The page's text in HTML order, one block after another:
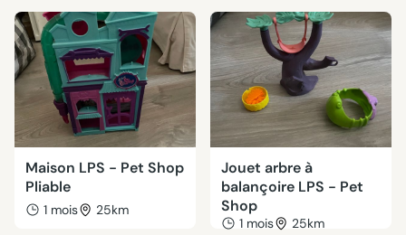
Maison LPS - Pet Shop
Pliable
1 mois 25km
Jouet arbre à
balançoire LPS - Pet
Shop
1 mois 25km